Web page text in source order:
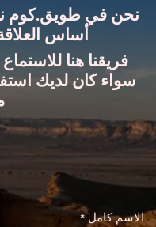
نحن في طويق.كوم
أساس
فريقنا هنا
سواء كان لديك
الاسم كامل*